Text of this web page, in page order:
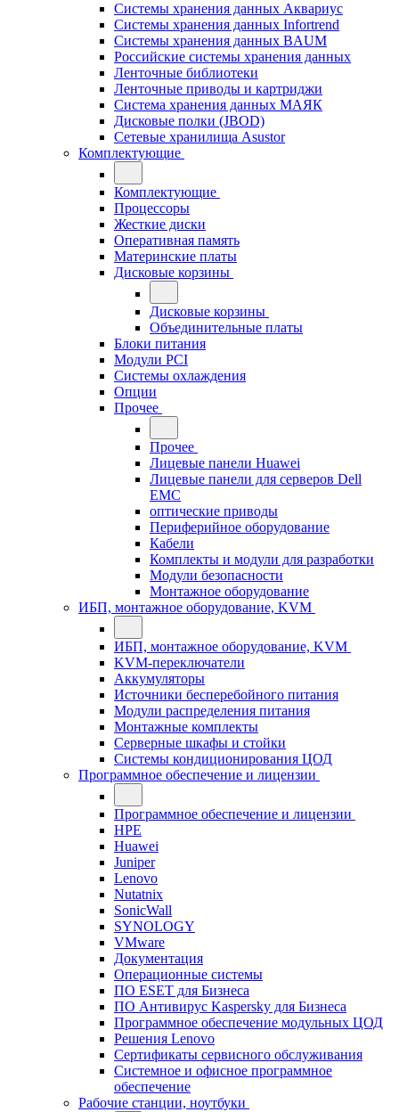
Системы хранения данных Аквариус
Системы хранения данных Infortrend
Системы хранения данных BAUM
Российские системы хранения данных
Ленточные библиотеки
Ленточные приводы и картриджи
Система хранения данных МАЯК
Дисковые полки (JBOD)
Сетевые хранилища Asustor
Комплектующие
Комплектующие
Процессоры
Жесткие диски
Оперативная память
Материнские платы
Дисковые корзины
Дисковые корзины
Объединительные платы
Блоки питания
Модули PCI
Системы охлаждения
Опции
Прочее
Прочее
Лицевые панели Huawei
Лицевые панели для серверов Dell
EMC
оптические приводы
Периферийное оборудование
Кабели
Комплекты и модули для разработки
Модули безопасности
Монтажное оборудование
ИБП, монтажное оборудование, KVM
ИБП, монтажное оборудование, KVM
KVM-переключатели
Аккумуляторы
Источники бесперебойного питания
Модули распределения питания
Монтажные комплекты
Серверные шкафы и стойки
Системы кондиционирования ЦОД
Программное обеспечение и лицензии
Программное обеспечение и лицензии
HPE
Huawei
Juniper
Lenovo
Nutatnix
SonicWall
SYNOLOGY
VMware
Документация
Операционные системы
ПО ESET для Бизнеса
ПО Антивирус Kaspersky для Бизнеса
Программное обеспечение модульных ЦОД
Решения Lenovo
Сертификаты сервисного обслуживания
Системное и офисное программное
обеспечение
Рабочие станции, ноутбуки